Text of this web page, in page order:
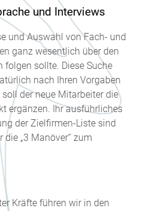
und Interviews
und Auswahl von Fach- und
ganz wesentlich über den
folgen sollte. Diese Suche
nach Ihren Vorgaben
der neue Mitarbeiter die
ergänzen. Ihr ausführliches
der Zielfirmen-Liste sind
„3 Manöver“ zum
Kräfte führen wir in den